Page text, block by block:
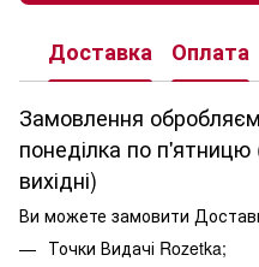
Доставка Оплата
Замовлення
понеділка по п'ятницю
вихідні)
Ви можете замовити
Точки Видачі Rozetka;